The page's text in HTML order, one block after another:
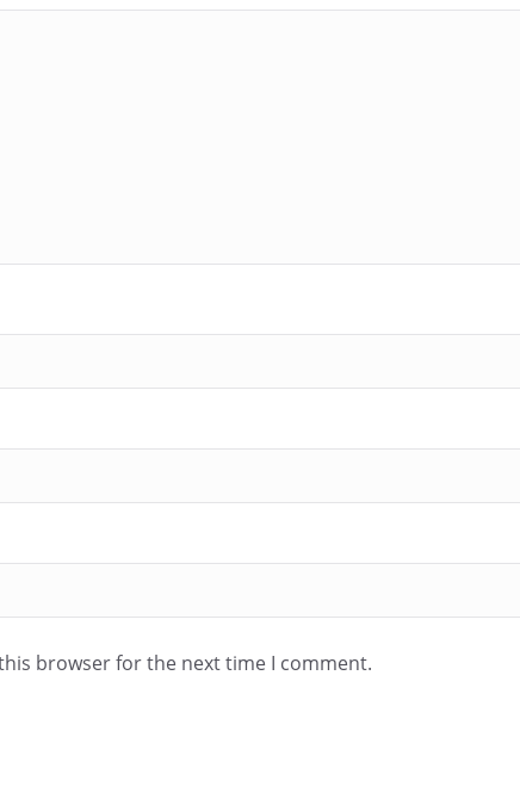
browser for the next time I comment.